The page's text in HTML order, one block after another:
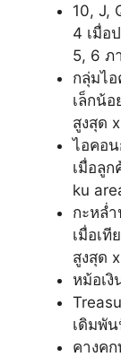
10, J,
4 เมื่อ
5, 6 ภ
กลุ่มไ
เล็กน้
สูงสุด
ไอคอ
เมื่อลูก
ku
กะหล่
เมื่อเ
สูงสุด
หม้อเงิ
เดิมพั
คางค